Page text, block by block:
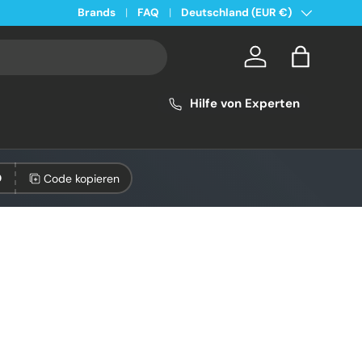
ab 49€ in Deutschland
Brands FAQ Land/Region
Deutschland (EUR €)
Konto
Hilfe von Experten
Code kopieren